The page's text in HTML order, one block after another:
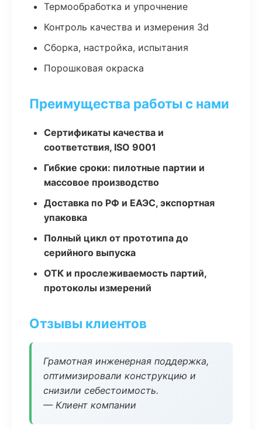
Термообработка и упрочнение
Контроль качества и измерения 3d
Сборка, настройка, испытания
Порошковая окраска
Преимущества работы с нами
Сертификаты качества и
соответствия, ISO 9001
Гибкие сроки: пилотные партии и
массовое производство
Доставка по РФ и ЕАЭС, экспортная
упаковка
Полный цикл от прототипа до
серийного выпуска
ОТК и прослеживаемость партий,
протоколы измерений
Отзывы клиентов
Грамотная инженерная поддержка,
оптимизировали конструкцию и
снизили себестоимость.
— Клиент компании